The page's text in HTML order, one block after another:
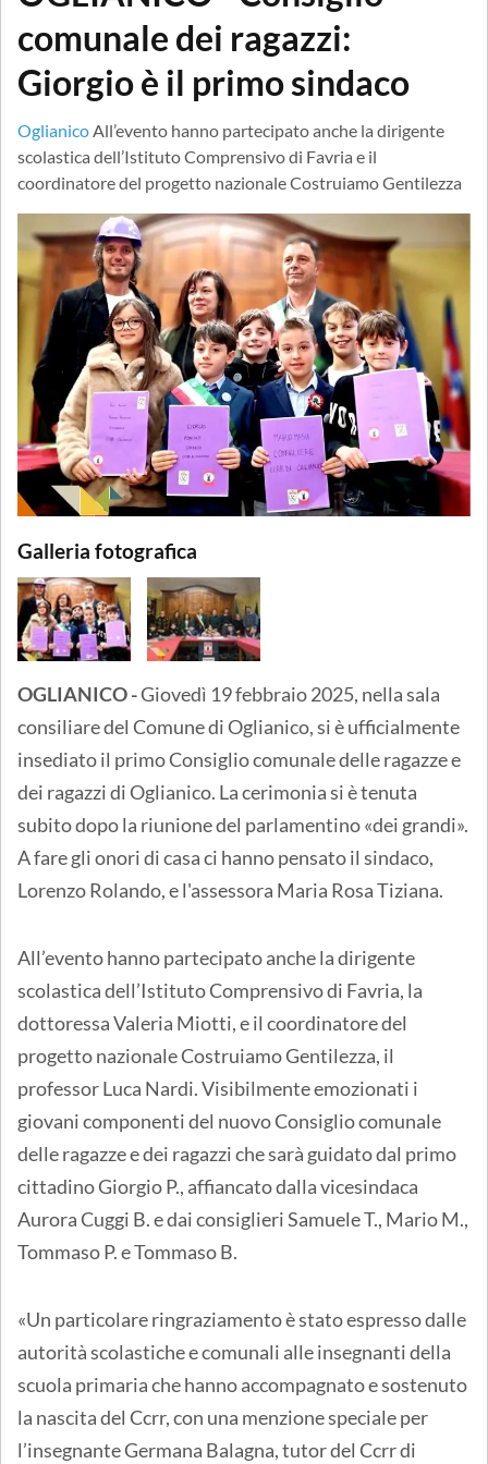
comunale dei ragazzi:
Giorgio è il primo sindaco
Oglianico All’evento hanno partecipato anche la dirigente
scolastica dell’Istituto Comprensivo di Favria e il
coordinatore del progetto nazionale Costruiamo Gentilezza
Galleria fotografica
OGLIANICO -Giovedì 19 febbraio 2025, nella sala
consiliare del Comune di Oglianico, si è ufficialmente
insediato il primo Consiglio comunale delle ragazze e
dei ragazzi di Oglianico. La cerimonia si è tenuta
subito dopo la riunione del parlamentino «dei grandi».
A fare gli onori di casa ci hanno pensato il sindaco,
Lorenzo Rolando, e l'assessora Maria Rosa Tiziana.
All’evento hanno partecipato anche la dirigente
scolastica dell’Istituto Comprensivo di Favria, la
dottoressa Valeria Miotti, e il coordinatore del
progetto nazionale Costruiamo Gentilezza, il
professor Luca Nardi. Visibilmente emozionati i
giovani componenti del nuovo Consiglio comunale
delle ragazze e dei ragazzi che sarà guidato dal primo
cittadino Giorgio P., affiancato dalla vicesindaca
Aurora Cuggi B. e dai consiglieri Samuele T., Mario M.,
Tommaso P. e Tommaso B.
«Un particolare ringraziamento è stato espresso dalle
autorità scolastiche e comunali alle insegnanti della
scuola primaria che hanno accompagnato e sostenuto
la nascita del Ccrr, con una menzione speciale per
l’insegnante Germana Balagna, tutor del Ccrr di